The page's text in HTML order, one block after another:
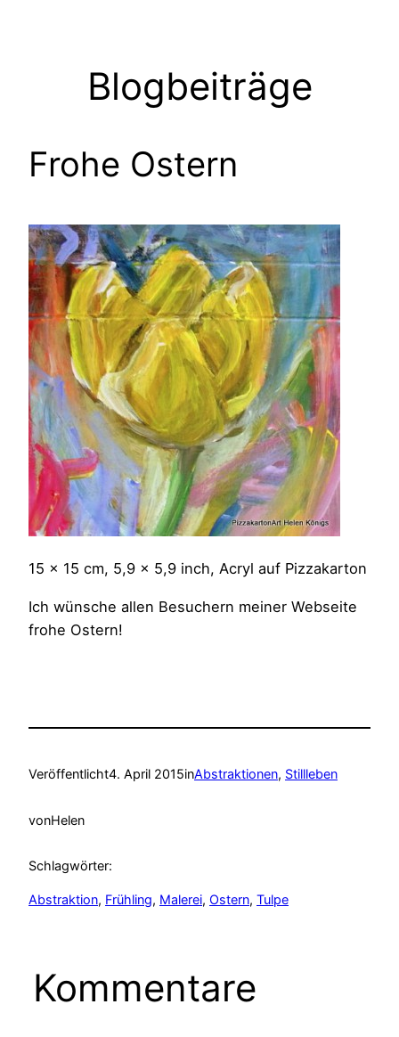
Blogbeiträge
Frohe Ostern
15 x 15 cm, 5,9 x 5,9 inch, Acryl auf Pizzakarton
Ich wünsche allen Besuchern meiner Webseite
frohe Ostern!
Veröffentlicht4. April 2015inAbstraktionen, Stillleben
vonHelen
Schlagwörter:
Abstraktion, Frühling, Malerei, Ostern, Tulpe
Kommentare